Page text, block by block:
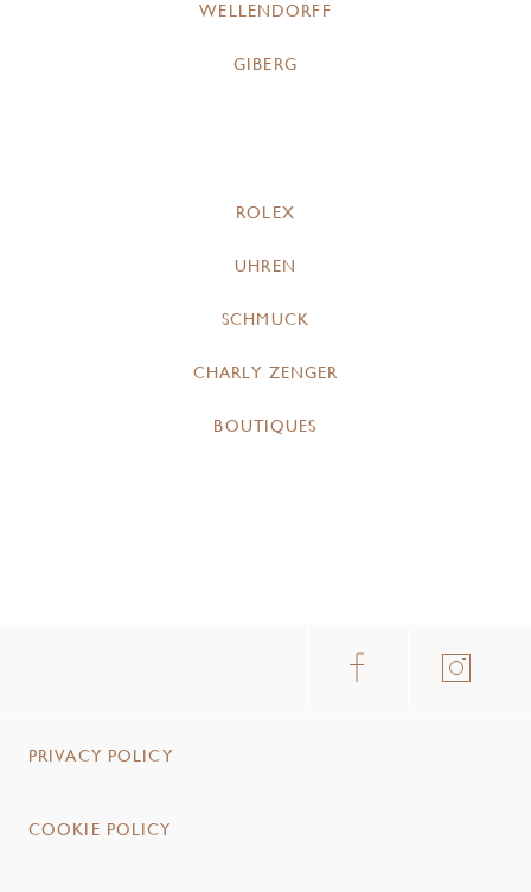
WELLENDORFF
GIBERG
ROLEX
UHREN
SCHMUCK
CHARLY ZENGER
BOUTIQUES
PRIVACY POLICY
COOKIE POLICY